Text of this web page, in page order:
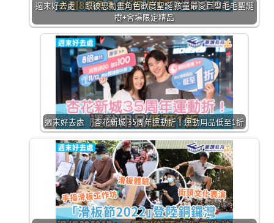
週末好去處 ｜跟彼思動畫角色歡度聖誕 孩童最愛巨型毛毛聖誕
樹+會場限定精品
週末好去處 ｜杏花新城 35周年運動折！運動用品低至1折